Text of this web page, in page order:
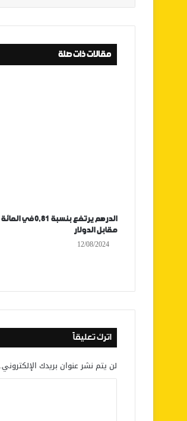
مقالات ذات صلة
الدرهم يرتفع بنسبة 0,81 في المائة
مقابل الدولار
12/08/2024
اترك تعليقاً
لن يتم نشر عنوان بريدك الإلكتروني.